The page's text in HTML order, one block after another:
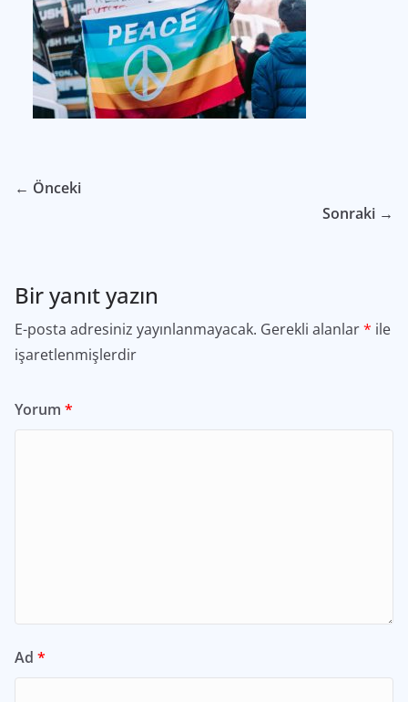
← Önceki
Sonraki →
Bir yanıt yazın
E-posta adresiniz yayınlanmayacak. Gerekli alanlar* ile
işaretlenmişlerdir
Yorum *
Ad *